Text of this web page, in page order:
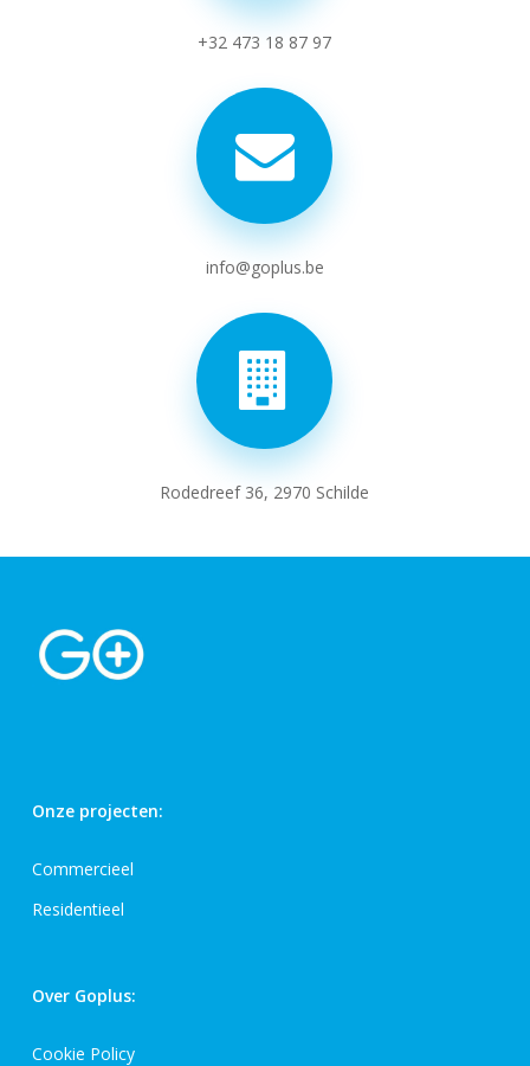
+32 473 18 87 97
info@goplus.be
Rodedreef 36, 2970 Schilde
Onze projecten:
Commercieel
Residentieel
Over Goplus:
Cookie Policy